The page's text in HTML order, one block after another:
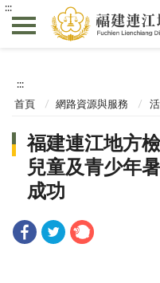
:::
:::
首頁 網路資源與服務
福建連江地方
兒童及青少年
成功